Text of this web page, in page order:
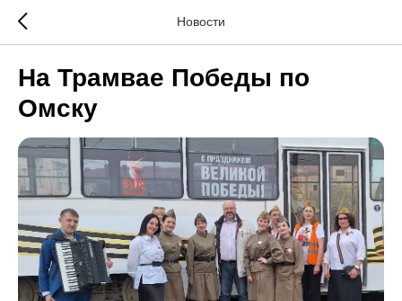
Новости
На Трамвае Победы по
Омску